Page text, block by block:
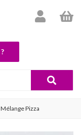
Mélange Pizza